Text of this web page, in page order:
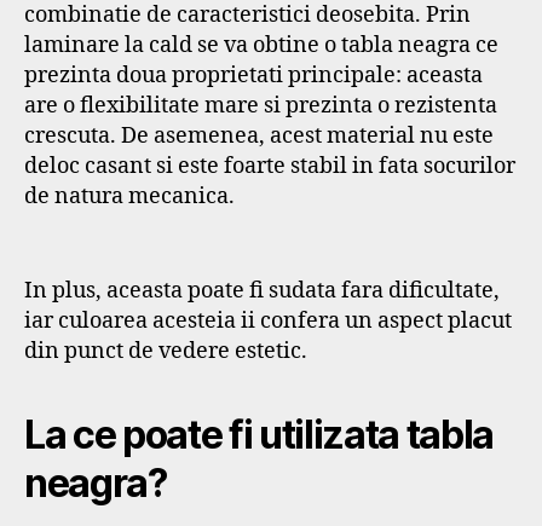
combinatie de caracteristici deosebita. Prin
laminare la cald se va obtine o tabla neagra ce
prezinta doua proprietati principale: aceasta
are o flexibilitate mare si prezinta o rezistenta
crescuta. De asemenea, acest material nu este
deloc casant si este foarte stabil in fata socurilor
de natura mecanica.
In plus, aceasta poate fi sudata fara dificultate,
iar culoarea acesteia ii confera un aspect placut
din punct de vedere estetic.
La ce poate fi utilizata tabla
neagra?